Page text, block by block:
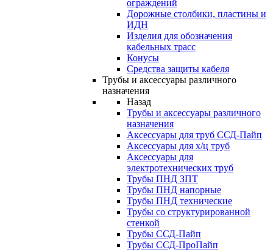
ограждений
Дорожные столбики, пластины и
ИДН
Изделия для обозначения
кабельных трасс
Конусы
Средства защиты кабеля
Трубы и аксессуары различного
назначения
Назад
Трубы и аксессуары различного
назначения
Аксессуары для труб ССД-Пайп
Аксессуары для х/ц труб
Аксессуары для
электротехнических труб
Трубы ПНД ЗПТ
Трубы ПНД напорные
Трубы ПНД технические
Трубы со структурированной
стенкой
Трубы ССД-Пайп
Трубы ССД-ПроПайп